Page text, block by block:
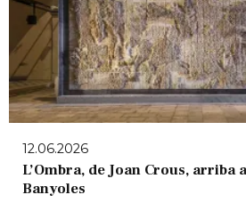
12.06.2026
L’Ombra, de Joan Crous, arriba
Banyoles